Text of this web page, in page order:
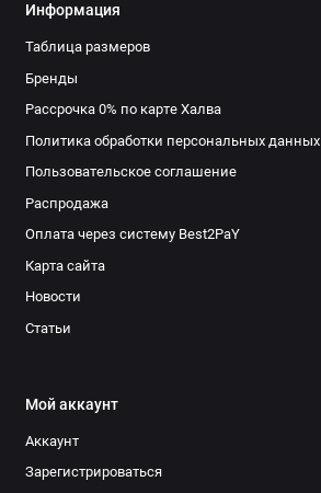
Информация
Таблица размеров
Бренды
Рассрочка 0% по карте Халва
Политика обработки персональных данных
Пользовательское соглашение
Распродажа
Оплата через систему Best2PaY
Карта сайта
Новости
Статьи
Мой аккаунт
Аккаунт
Зарегистрироваться